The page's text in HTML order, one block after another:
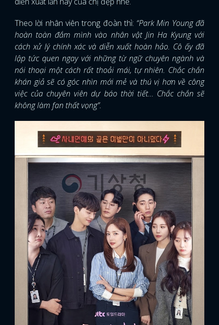
Theo lời nhân viên trong đoàn thì: “Park Min Young đã
hoàn toàn đắm mình vào nhân vật Jin Ha Kyung với
cách xử lý chính xác và diễn xuất hoàn hảo. Cô ấy đã
lập tức quen ngay với những từ ngữ chuyên ngành và
nói thoại một cách rất thoải mái, tự nhiên. Chắc chắn
khán giả sẽ có góc nhìn mới mẻ và thú vị hơn về công
việc của chuyên viên dự báo thời tiết… Chắc chắn sẽ
không làm fan thất vọng”.